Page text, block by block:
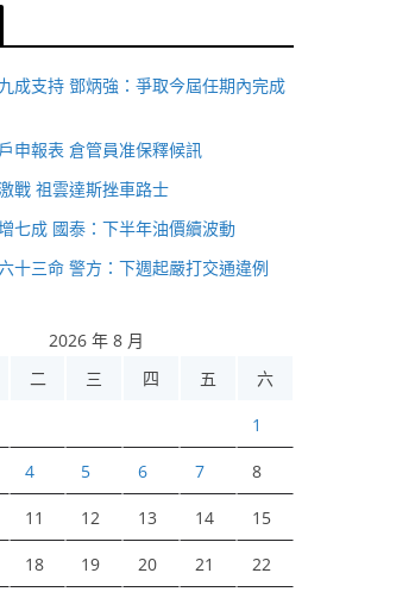
成支持 鄧炳強：爭取今屆任期內完成
申報表 倉管員准保釋候訊
戰 祖雲達斯挫車路士
七成 國泰：下半年油價續波動
十三命 警方：下週起嚴打交通違例
2026 年 8 月
二 三 四 五 六
1
4 5 6 7 8
11 12 13 14 15
18 19 20 21 22